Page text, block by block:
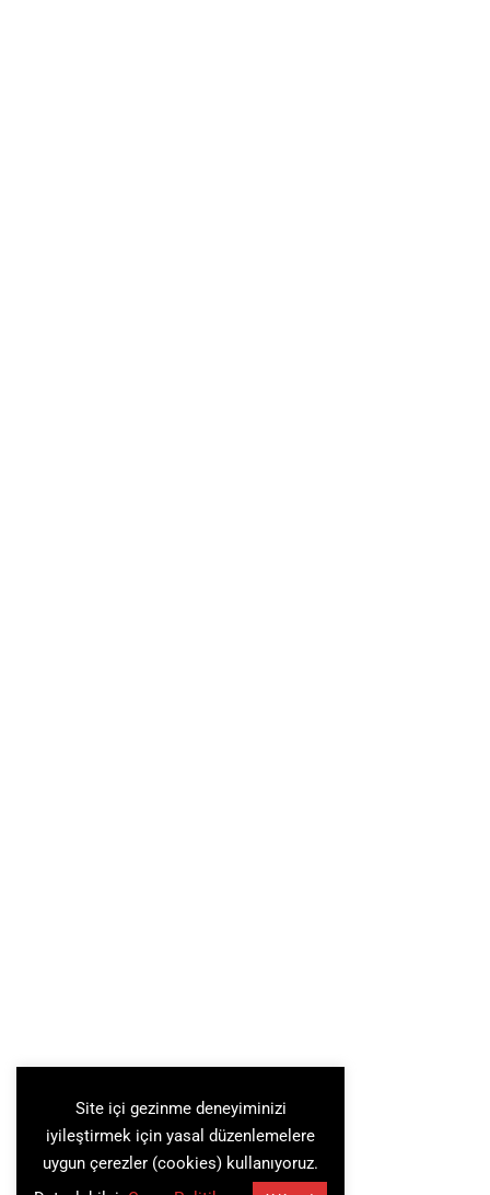
Site içi gezinme deneyiminizi
iyileştirmek için yasal düzenlemelere
uygun çerezler (cookies) kullanıyoruz.